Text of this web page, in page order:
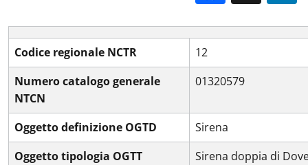
Codice regionale NCTR
12
Numero catalogo generale
NTCN
01320579
Oggetto definizione OGTD
Sirena
Oggetto tipologia OGTT
Sirena doppia di